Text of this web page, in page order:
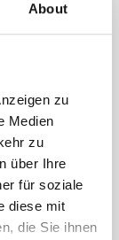
About
zu
Medien
zu
über Ihre
für soziale
diese mit
die Sie ihnen